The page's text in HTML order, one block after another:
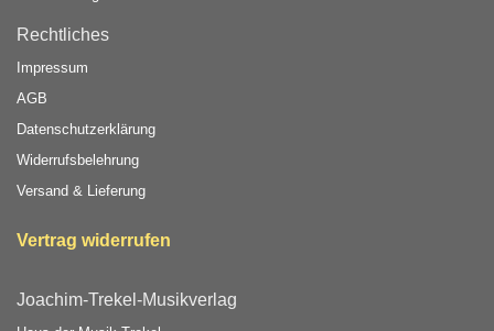
Rechtliches
Impressum
AGB
Datenschutzerklärung
Widerrufsbelehrung
Versand & Lieferung
Vertrag widerrufen
Joachim-Trekel-Musikverlag